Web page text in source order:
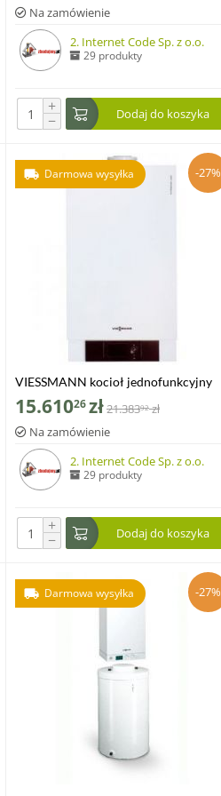
Na zamówienie
2. Internet Code Sp. z o.o.
29 produkty
+
− Dodaj do koszyka
Darmowa wysyłka -27%
VIESSMANN kocioł jednofunkcyjny
VITODENS 200-W 1,9-19,0 kW z
regulatorem stałotemperaturowym
Vitotronic 100, typ HC1B
15.61026zł21.38392 zł
Na zamówienie
2. Internet Code Sp. z o.o.
29 produkty
+
− Dodaj do koszyka
Darmowa wysyłka -27%